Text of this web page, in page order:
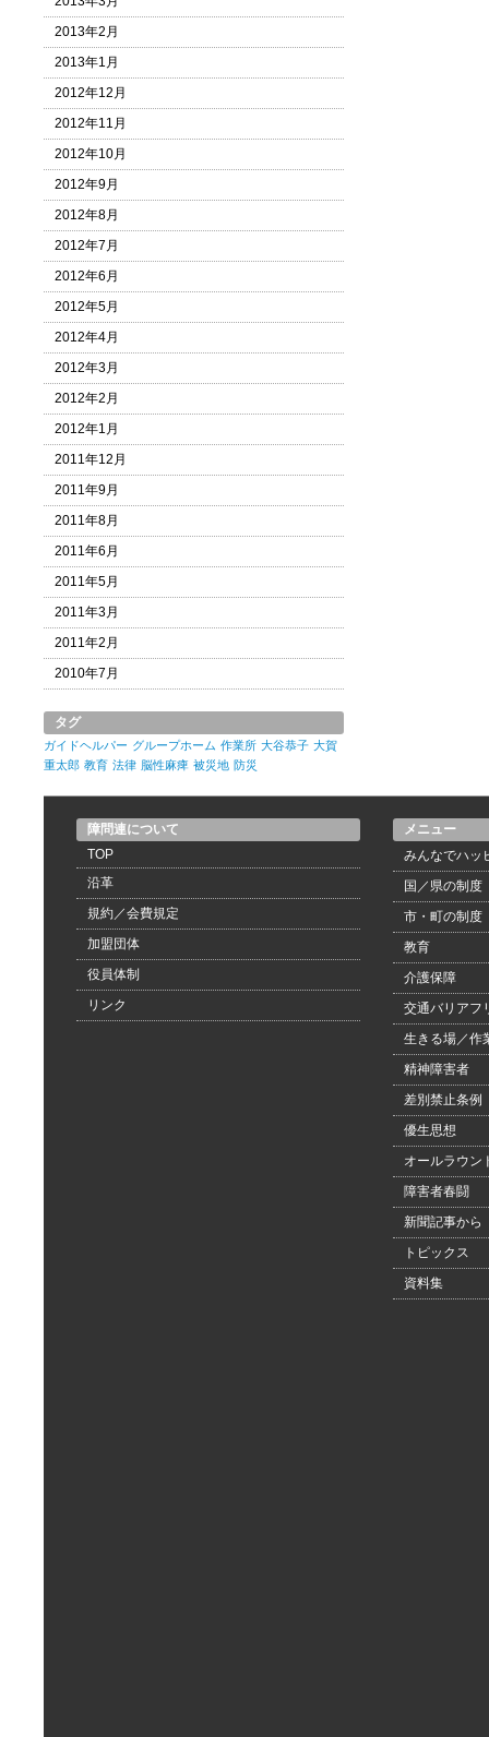
2013年2月
2013年1月
2012年12月
2012年11月
2012年10月
2012年9月
2012年8月
2012年7月
2012年6月
2012年5月
2012年4月
2012年3月
2012年2月
2012年1月
2011年12月
2011年9月
2011年8月
2011年6月
2011年5月
2011年3月
2011年2月
2010年7月
タグ
ガイドヘルパー グループホーム 作業所 大谷恭子 大賀
重太郎 教育 法律 脳性麻痺 被災地 防災
障問連について
TOP
沿革
規約／会費規定
加盟団体
役員体制
リンク
メニュー
みんなでハッ
国／県の制度
市・町の制度
教育
介護保障
交通バリアフ
生きる場／作
精神障害者
差別禁止条例
優生思想
オールラウン
障害者春闘
新聞記事から
トピックス
資料集